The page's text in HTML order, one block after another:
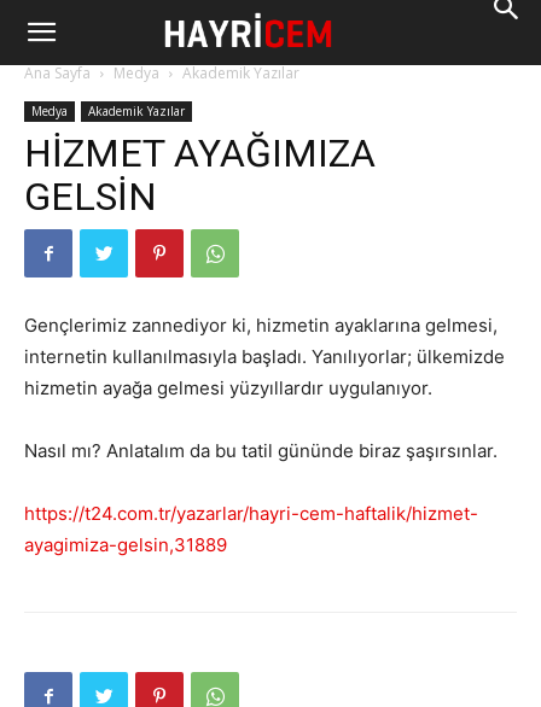
Ana Sayfa Medya Akademik Yazılar
Medya Akademik Yazılar
HİZMET AYAĞIMIZA
GELSİN
Gençlerimiz zannediyor ki, hizmetin ayaklarına gelmesi,
internetin kullanılmasıyla başladı. Yanılıyorlar; ülkemizde
hizmetin ayağa gelmesi yüzyıllardır uygulanıyor.
Nasıl mı? Anlatalım da bu tatil gününde biraz şaşırsınlar.
https://t24.com.tr/yazarlar/hayri-cem-haftalik/hizmet-
ayagimiza-gelsin,31889